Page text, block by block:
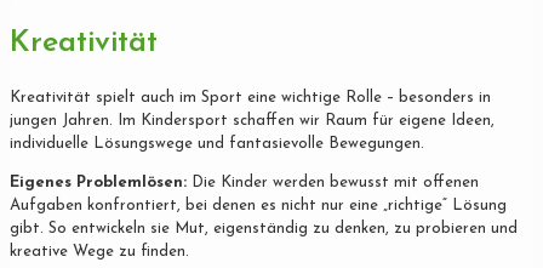
Kreativität
Kreativität spielt auch im Sport eine wichtige Rolle – besonders in
jungen Jahren. Im Kindersport schaffen wir Raum für eigene Ideen,
individuelle Lösungswege und fantasievolle Bewegungen.
Eigenes Problemlösen: Die Kinder werden bewusst mit offenen
Aufgaben konfrontiert, bei denen es nicht nur eine „richtige“ Lösung
gibt. So entwickeln sie Mut, eigenständig zu denken, zu probieren und
kreative Wege zu finden.